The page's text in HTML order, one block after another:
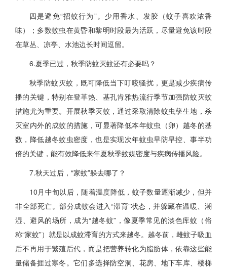
四是避免“招蚊行为”。少用香水、发胶（蚊子喜欢浓香
味）；多数蚊虫在黄昏和黎明时段最为活跃，尽量避免该时段
在草丛、凉亭、水池边长时间逗留。
6.夏季已过，秋季防蚊灭蚊还有必要吗？
秋季防蚊灭蚊，既可降低当下叮咬骚扰，更是减少疾病传
播的关键，特别在登革热、基孔肯雅热流行季节加强防蚊灭蚊
措施尤为重要。开展秋季灭蚊，通过采取清除蚊虫孳生地，杀
灭室内外的成蚊的措施，可显著降低本年蚊虫（卵）越冬的基
数，降低越冬蚊虫密度，也是实现次年蚊虫早防早控、事半功
倍的关键，能有效降低来年夏秋季蚊媒密度与疾病传播风险。
7.秋天过后，“家蚊”躲去哪了？
10月中旬以后，随着温度降低，蚊子数量逐渐减少，但并
非全部死亡。部分成蚊会进入“滞育”状态，并躲藏在温暖、潮
湿、避风的场所，成为“越冬蚊”，像夏季常见的淡色库蚊（俗
称“家蚊”）就是以成蚊滞育的方式来越冬。越冬前，雌蚊子吸血
后不再用于繁殖后代，而是把营养转化为脂肪体，依靠这些能
量储备捱过寒冬。它们多选择防空洞、花房、地下车库、楼梯